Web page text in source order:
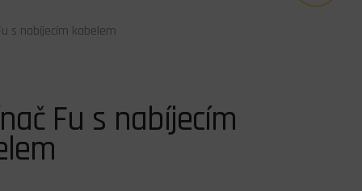
s nabíjecím kabelem
Fu s nabíjecím